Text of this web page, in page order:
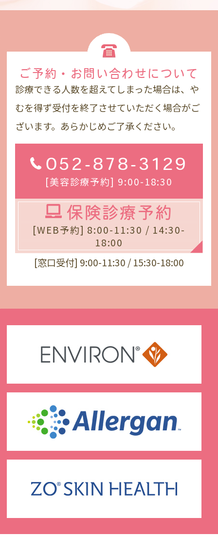
ご予約・お問い合わせ について
診療できる人数を超えてしまった場合は、や
むを得ず受付を終了させていただく場合がご
ざいます。あらかじめご了承ください。
052-878-3129
[美容診療予約] 9:00-18:30
保険診療予約
[WEB予約] 8:00-11:30 / 14:30-
18:00
[窓口受付] 9:00-11:30 / 15:30-18:00